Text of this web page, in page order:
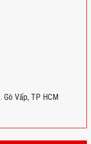
Gò Vấp, TP HCM